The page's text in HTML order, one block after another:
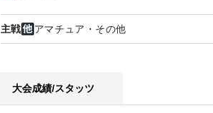
主戦 アマチュア・その他
大会成績/スタッツ